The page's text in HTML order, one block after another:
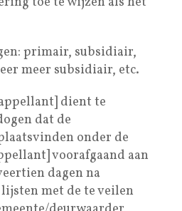
primair, subsidiair,
meer subsidiair, etc.
dient te
dat de
onder de
voorafgaand aan
dagen na
met de te veilen